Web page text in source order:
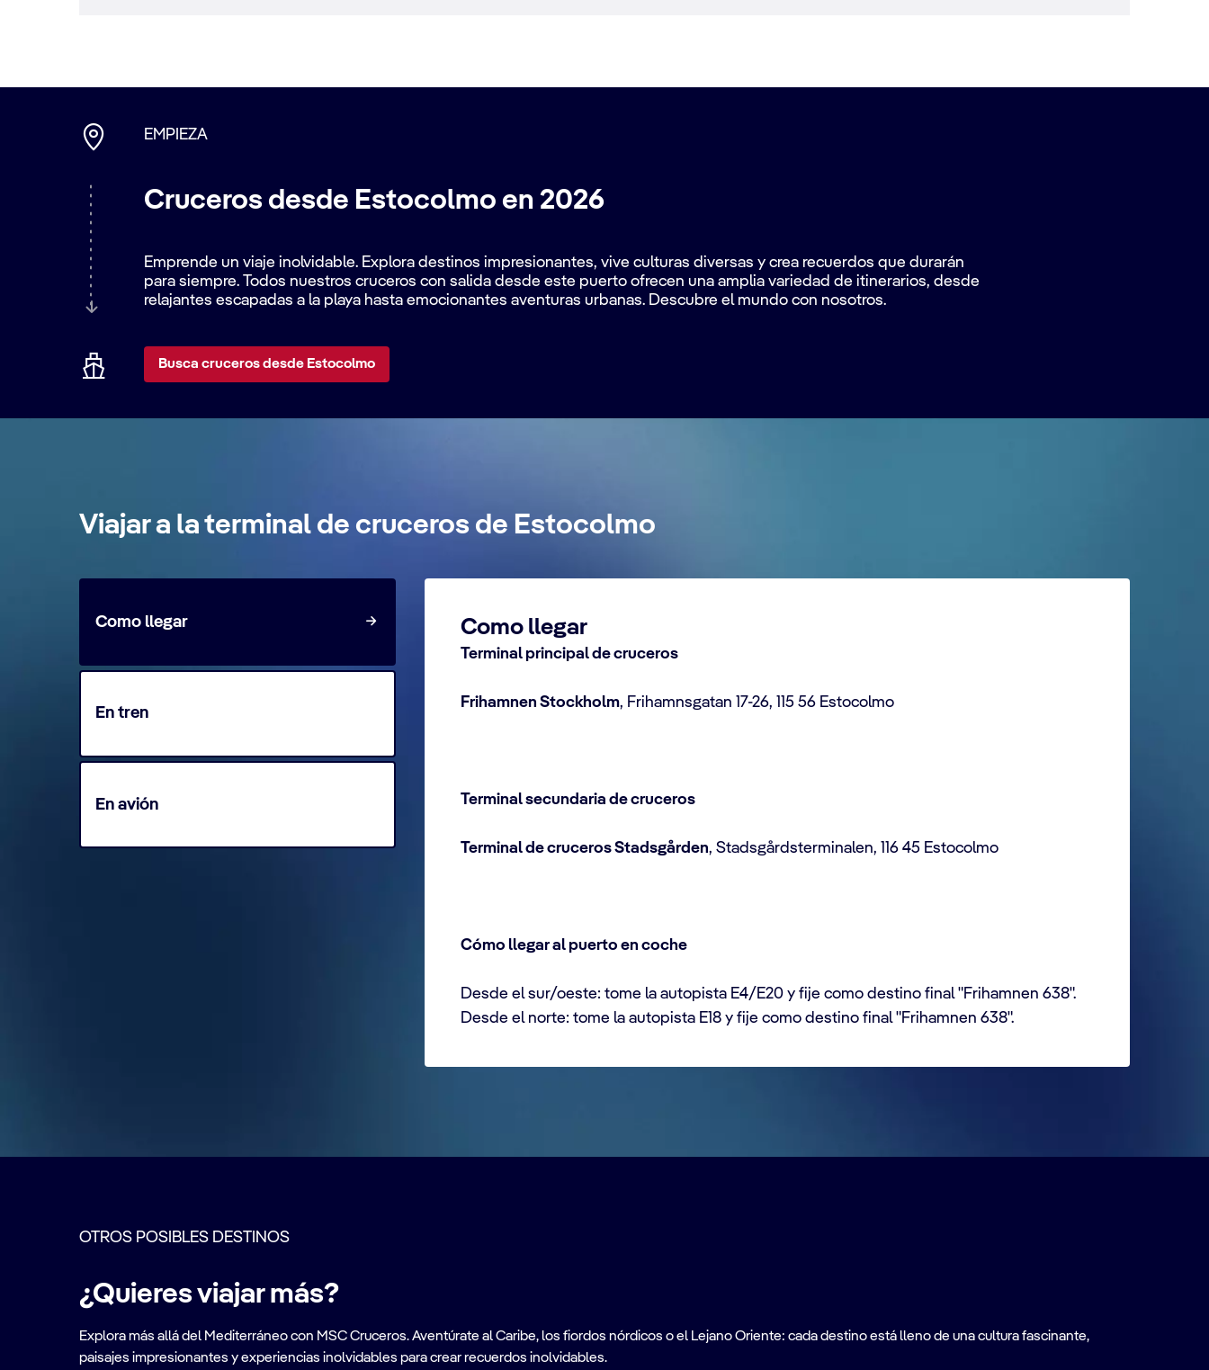
EMPIEZA
Cruceros desde Estocolmo en 2026
Emprende un viaje inolvidable. Explora destinos impresionantes, vive culturas diversas y crea recuerdos que durarán
para siempre. Todos nuestros cruceros con salida desde este puerto ofrecen una amplia variedad de itinerarios, desde
relajantes escapadas a la playa hasta emocionantes aventuras urbanas. Descubre el mundo con nosotros.
Busca cruceros desde Estocolmo
Viajar a la terminal de cruceros de Estocolmo
Como llegar Como llegar
Terminal principal de cruceros
Frihamnen Stockholm, Frihamnsgatan 17-26, 115 56 Estocolmo
Terminal secundaria de cruceros
Terminal de cruceros Stadsgården, Stadsgårdsterminalen, 116 45 Estocolmo
Cómo llegar al puerto en coche
Desde el sur/oeste: tome la autopista E4/E20 y fije como destino final "Frihamnen 638".
Desde el norte: tome la autopista E18 y fije como destino final "Frihamnen 638".
En tren
En avión
OTROS POSIBLES DESTINOS
¿Quieres viajar más?
Explora más allá del Mediterráneo con MSC Cruceros. Aventúrate al Caribe, los fiordos nórdicos o el Lejano Oriente: cada destino está lleno de una cultura fascinante,
paisajes impresionantes y experiencias inolvidables para crear recuerdos inolvidables.